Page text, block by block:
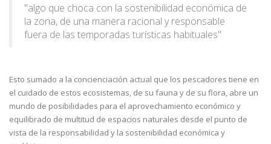
"algo que choca con la sostenibilidad económica de
la zona, de una manera racional y responsable
fuera de las temporadas turísticas habituales"
Esto sumado a la concienciación actual que los pescadores tiene en
el cuidado de estos ecosistemas, de su fauna y de su flora, abre un
mundo de posibilidades para el aprovechamiento económico y
equilibrado de multitud de espacios naturales desde el punto de
vista de la responsabilidad y la sostenibilidad económica y